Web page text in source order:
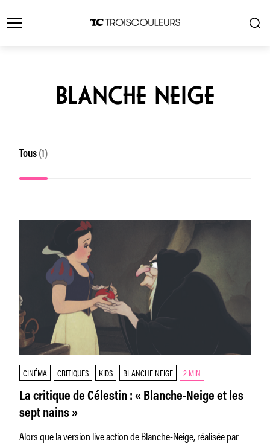
BLANCHE NEIGE
Tous (1)
CINÉMA CRITIQUES KIDS BLANCHE NEIGE 2 MIN
La critique de Célestin : « Blanche-Neige et les
sept nains »
Alors que la version live action de Blanche-Neige, réalisée par